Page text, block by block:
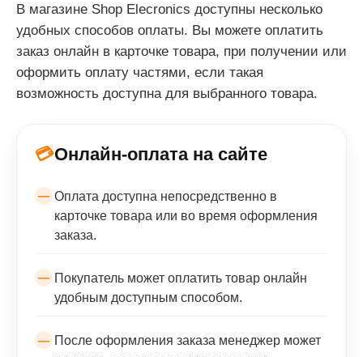
В магазине Shop Elecronics доступны несколько
удобных способов оплаты. Вы можете оплатить
заказ онлайн в карточке товара, при получении или
оформить оплату частями, если такая
возможность доступна для выбранного товара.
💳Онлайн-оплата на сайте
Оплата доступна непосредственно в
карточке товара или во время оформления
заказа.
Покупатель может оплатить товар онлайн
удобным доступным способом.
После оформления заказа менеджер может